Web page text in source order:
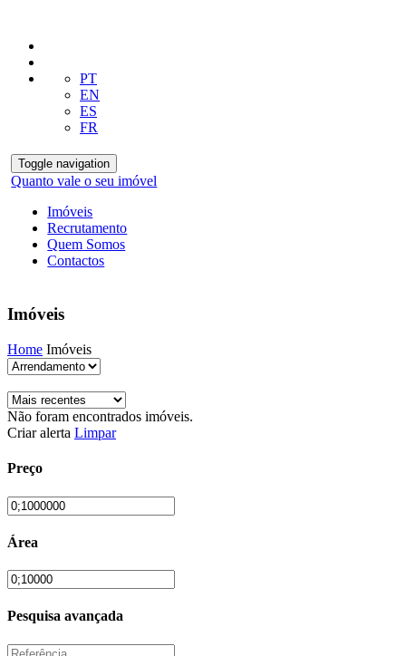
PT
EN
ES
FR
Toggle navigation
Quanto vale o seu imóvel
Imóveis
Recrutamento
Quem Somos
Contactos
Imóveis
Home Imóveis
Não foram encontrados imóveis.
Criar alerta Limpar
Preço
Área
Pesquisa avançada